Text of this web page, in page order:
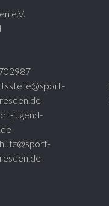
e.V.
jugend-